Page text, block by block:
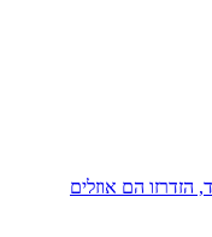
הזדרזו הם אוזלים